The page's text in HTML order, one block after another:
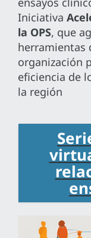
Iniciativa
la OPS, que
herramientas
organización
eficiencia de
la región